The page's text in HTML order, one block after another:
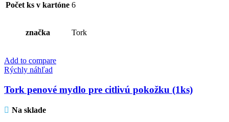
Počet ks v kartóne 6
značka Tork
Add to compare
Rýchly náhľad
Tork penové mydlo pre citlivú pokožku (1ks)
Na sklade